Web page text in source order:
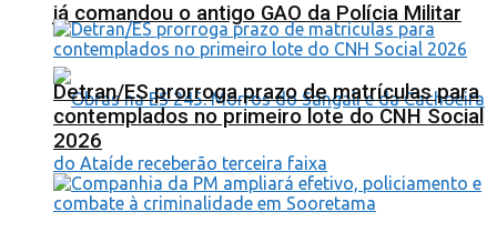
já comandou o antigo GAO da Polícia Militar
Detran/ES prorroga prazo de matrículas para
contemplados no primeiro lote do CNH Social
2026